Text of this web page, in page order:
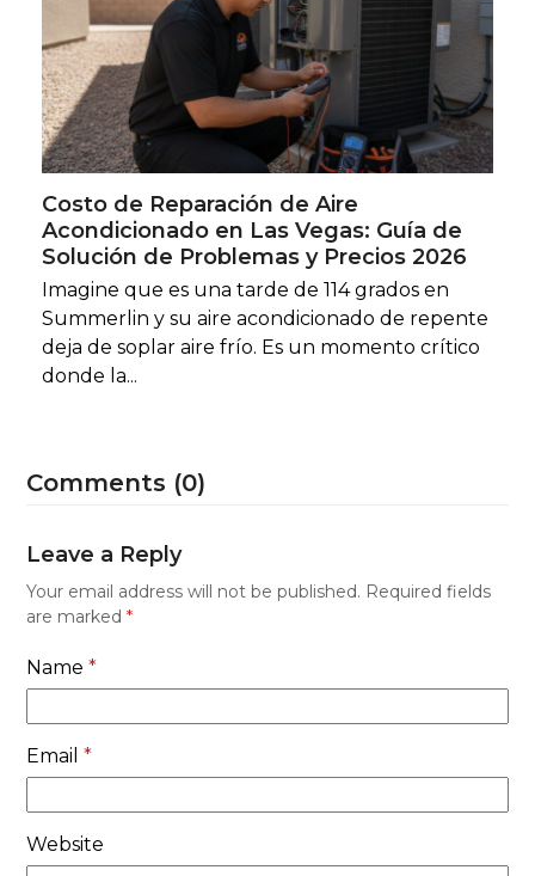
Costo de Reparación de Aire
Acondicionado en Las Vegas: Guía de
Solución de Problemas y Precios 2026
Imagine que es una tarde de 114 grados en
Summerlin y su aire acondicionado de repente
deja de soplar aire frío. Es un momento crítico
donde la...
Comments (0)
Leave a Reply
Your email address will not be published. Required fields
are marked*
Name*
Email*
Website